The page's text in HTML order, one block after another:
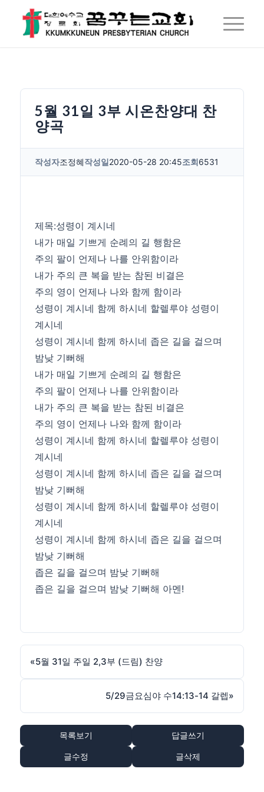
5월 31일 3부 시온찬양대 찬
양곡
작성자조정혜작성일2020-05-28 20:45조회6531
제목:성령이 계시네
내가 매일 기쁘게 순례의 길 행함은
주의 팔이 언제나 나를 안위함이라
내가 주의 큰 복을 받는 참된 비결은
주의 영이 언제나 나와 함께 함이라
성령이 계시네 함께 하시네 할렐루야 성령이
계시네
성령이 계시네 함께 하시네 좁은 길을 걸으며
밤낮 기뻐해
내가 매일 기쁘게 순례의 길 행함은
주의 팔이 언제나 나를 안위함이라
내가 주의 큰 복을 받는 참된 비결은
주의 영이 언제나 나와 함께 함이라
성령이 계시네 함께 하시네 할렐루야 성령이
계시네
성령이 계시네 함께 하시네 좁은 길을 걸으며
밤낮 기뻐해
성령이 계시네 함께 하시네 할렐루야 성령이
계시네
성령이 계시네 함께 하시네 좁은 길을 걸으며
밤낮 기뻐해
좁은 길을 걸으며 밤낮 기뻐해
좁은 길을 걸으며 밤낮 기뻐해 아멘!
«5월 31일 주일 2,3부 (드림) 찬양
5/29금요심야 수14:13-14 갈렙»
목록보기 답글쓰기
글수정 글삭제